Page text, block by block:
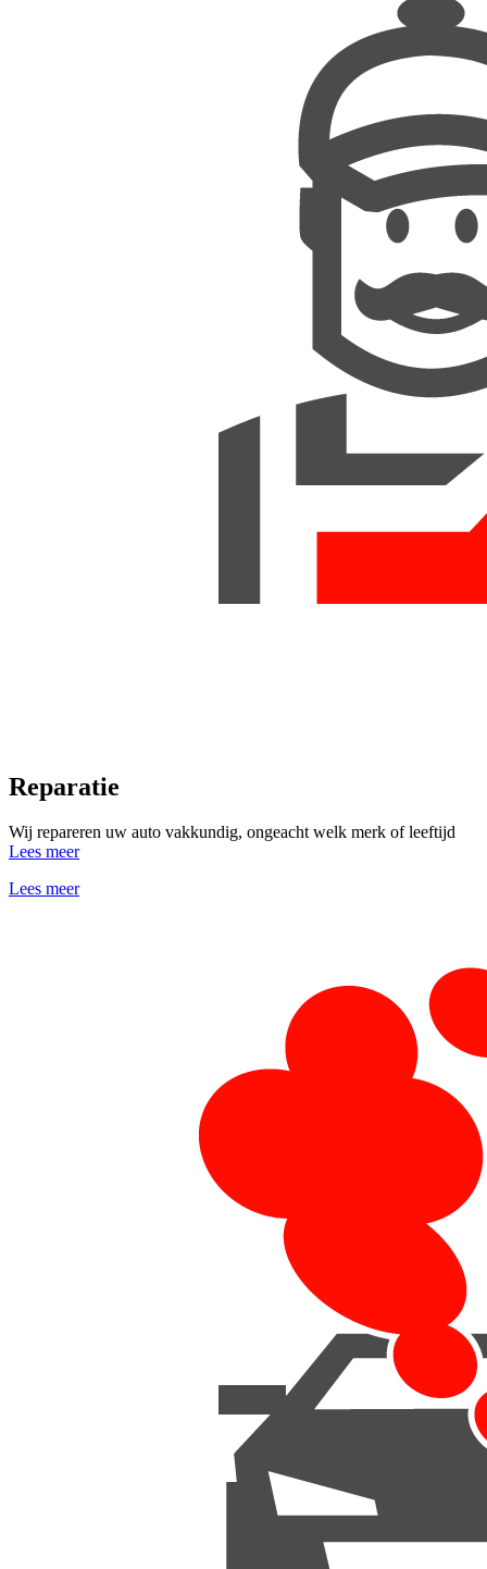
Reparatie
Wij repareren uw auto vakkundig, ongeacht welk merk of leeftijd
Lees meer
Lees meer